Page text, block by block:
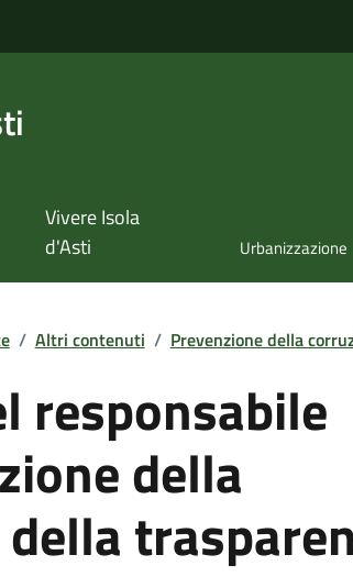
Vivere Isola
d'Asti
Urbanizzazione
/ Altri contenuti / Prevenzione della
responsabile
della